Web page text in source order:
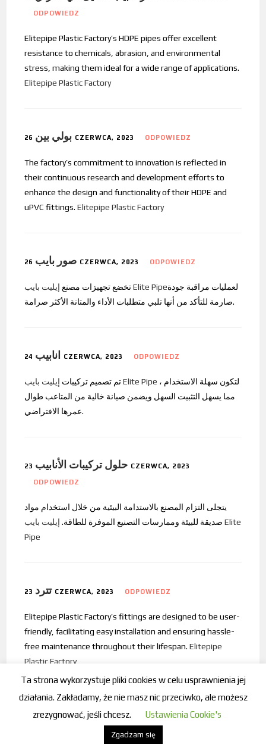
ODPOWIEDZ
Elitepipe Plastic Factory’s HDPE pipes offer excellent
resistance to chemicals, abrasion, and environmental
stress, making them ideal for a wide range of applications.
Elitepipe Plastic Factory
بولي بين 26 CZERWCA, 2023 ODPOWIEDZ
The factory’s commitment to innovation is reflected in
their continuous research and development efforts to
enhance the design and functionality of their HDPE and
uPVC fittings.Elitepipe Plastic Factory
صور بايب 26 CZERWCA, 2023 ODPOWIEDZ
تخضع تجهيزات مصنعإيليت بايب Elite Pipeلعمليات مراقبة جودة
صارمة للتأكد من أنها تلبي متطلبات الأداء والمتانة الأكثر صرامة.
انابيب 24 CZERWCA, 2023 ODPOWIEDZ
تم تصميم تركيباتإيليت بايب Elite Pipe
مما يسهل التثبيت السهل ويضمن صيانة خالية من المتاعب طوال
عمرها الافتراضي.
حلول تركيبات الأنابيب 23 CZERWCA, 2023
ODPOWIEDZ
يتجلى التزام المصنع بالاستدامة البيئية من خلال استخدام مواد
صديقة للبيئة وممارسات التصنيع الموفرة للطاقة. إيليت بايب Elite
Pipe
تترد23 CZERWCA, 2023 ODPOWIEDZ
Elitepipe Plastic Factory’s fittings are designed to be user-
friendly, facilitating easy installation and ensuring hassle-
free maintenance throughout their lifespan.Elitepipe
Plastic Factory
أنابيب HDPE 23 CZERWCA, 2023 ODPOWIEDZ
تم تصميم تركيبات المصنع من البولي فينيل كلوريد (uPVC) مع
Ta strona wykorzystuje pliki cookies w celu usprawnienia jej
działania. Zakładamy, że nie masz nic przeciwko, ale możesz
zrezygnować, jeśli chcesz.
Ustawienia Cookie's
Zgadzam się